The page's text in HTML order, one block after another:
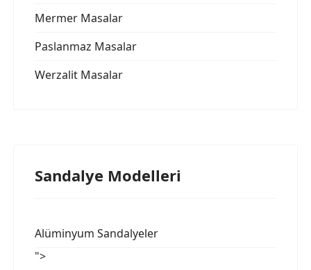
Mermer Masalar
Paslanmaz Masalar
Werzalit Masalar
Sandalye Modelleri
Alüminyum Sandalyeler
">